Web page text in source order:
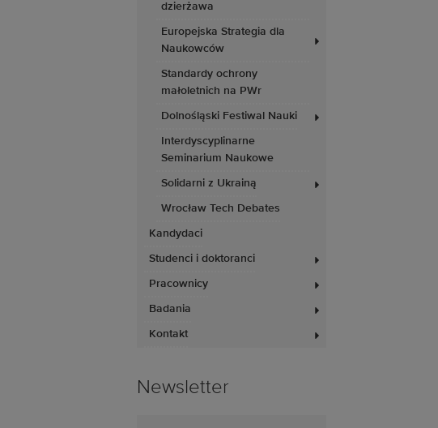
dzierżawa
Europejska Strategia dla
Naukowców
Standardy ochrony
małoletnich na PWr
Dolnośląski Festiwal Nauki
Interdyscyplinarne
Seminarium Naukowe
Solidarni z Ukrainą
Wrocław Tech Debates
Kandydaci
Studenci i doktoranci
Pracownicy
Badania
Kontakt
Newsletter